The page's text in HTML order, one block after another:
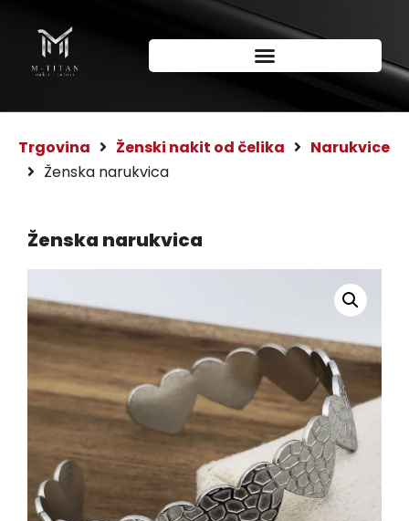
Trgovina Ženski nakit od čelika Narukvice
Ženska narukvica
Ženska narukvica